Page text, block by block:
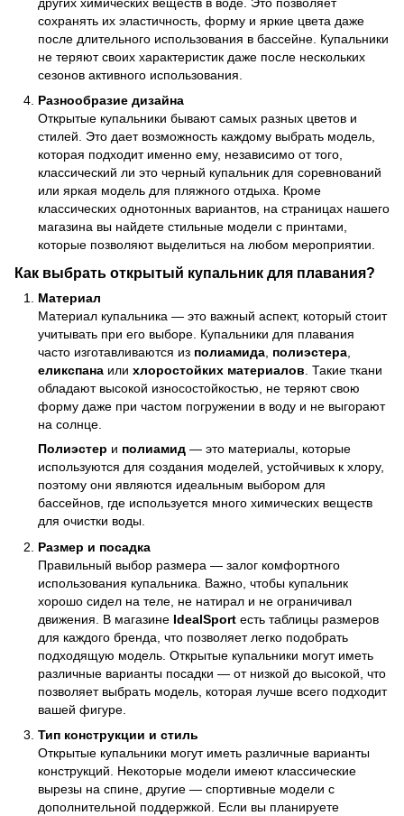
сохранять их эластичность, форму и яркие цвета даже
после длительного использования в бассейне. Купальники
не теряют своих характеристик даже после нескольких
сезонов активного использования.
Разнообразие дизайна
Открытые купальники бывают самых разных цветов и
стилей. Это дает возможность каждому выбрать модель,
которая подходит именно ему, независимо от того,
классический ли это черный купальник для соревнований
или яркая модель для пляжного отдыха. Кроме
классических однотонных вариантов, на страницах нашего
магазина вы найдете стильные модели с принтами,
которые позволяют выделиться на любом мероприятии.
Как выбрать открытый купальник для плавания?
Материал
Материал купальника — это важный аспект, который стоит
учитывать при его выборе. Купальники для плавания
часто изготавливаются из полиамида полиэстера
еликспана или хлоростойких материалов . Такие ткани
обладают высокой износостойкостью, не теряют свою
форму даже при частом погружении в воду и не выгорают
на солнце.
Полиэстер и полиамид — это материалы, которые
используются для создания моделей, устойчивых к хлору,
поэтому они являются идеальным выбором для
бассейнов, где используется много химических веществ
для очистки воды.
Размер и посадка
Правильный выбор размера — залог комфортного
использования купальника. Важно, чтобы купальник
хорошо сидел на теле, не натирал и не ограничивал
движения. В магазине IdealSport есть таблицы размеров
для каждого бренда, что позволяет легко подобрать
подходящую модель. Открытые купальники могут иметь
различные варианты посадки — от низкой до высокой, что
позволяет выбрать модель, которая лучше всего подходит
вашей фигуре.
Тип конструкции и стиль
Открытые купальники могут иметь различные варианты
конструкций. Некоторые модели имеют классические
вырезы на спине, другие — спортивные модели с
дополнительной поддержкой. Если вы планируете